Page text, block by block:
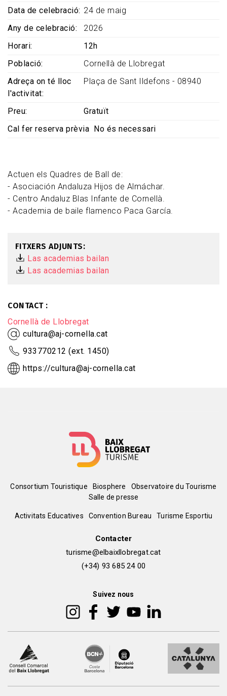
Actuen els Quadres de Ball de:
- Asociación Andaluza Hijos de Almáchar.
- Centro Andaluz Blas Infante de Cornellà.
- Academia de baile flamenco Paca García.
FITXERS ADJUNTS
Las academias bailan
Las academias bailan
CONTACT
Cornellà de Llobregat
cultura@aj-cornella.cat
933770212 (ext. 1450)
https://cultura@aj-cornella.cat
Data de celebració 24 de maig
Any de celebració
2026
Horari
12h
Població
Cornellà de Llobregat
Adreça on té lloc
l'activitat
Plaça de Sant Ildefons - 08940
Preu
Gratuït
Cal fer reserva prèvia
No és necessari
Menú
del
Consortium Touristique Biosphere
Observatoire du Tourisme
Salle de presse
Peu
Activitats Educatives Convention Bureau Turisme Esportiu
Contacter
turisme@elbaixllobregat.cat
(+34) 93 685 24 00
Suivez nous